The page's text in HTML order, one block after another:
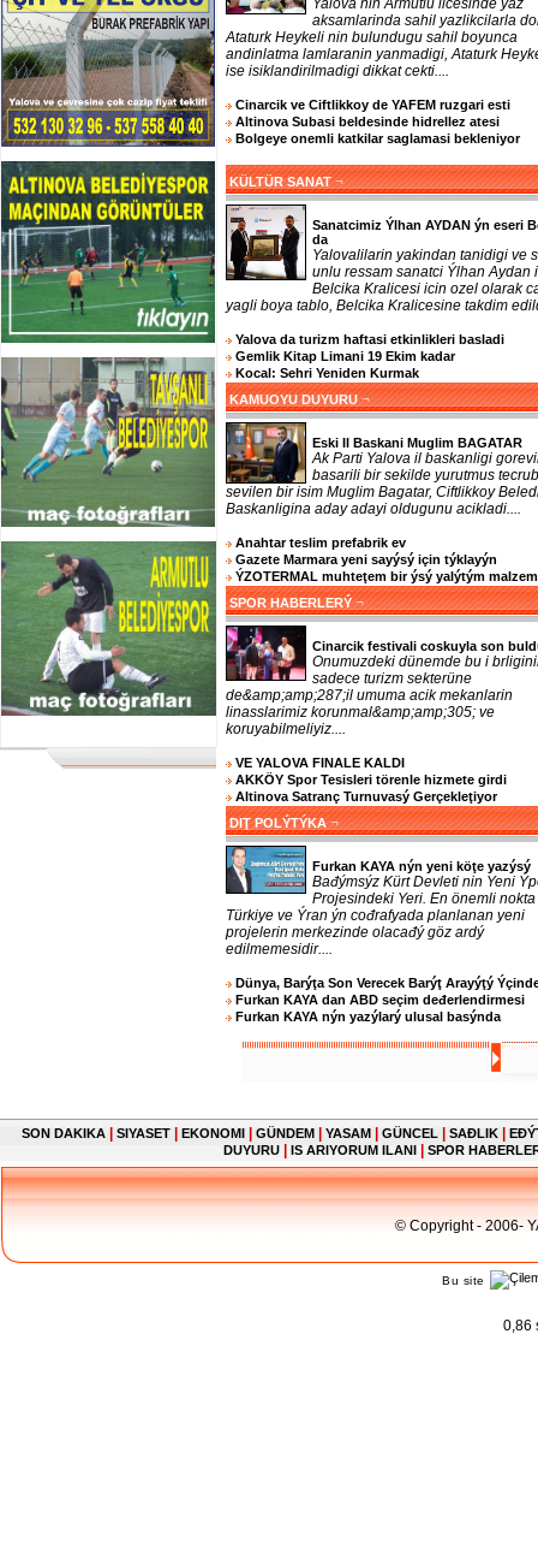
Yalova nin Armutlu ilcesinde yaz
aksamlarinda sahil yazlikcilarla
Ataturk Heykeli nin bulundugu sahil boyunca
andinlatma lamlaranin yanmadigi, Ataturk
ise isiklandirilmadigi dikkat cekti....
Cinarcik ve Ciftlikkoy de YAFEM ruzgari esti
Altinova Subasi beldesinde hidrellez atesi
Bolgeye onemli katkilar saglamasi bekleniyor
KÜLTÜR SANAT ¬
Sanatcimiz Ýlhan AYDAN ýn eseri
da
Yalovalilarin yakindan tanidigi ve
unlu ressam sanatci Ýlhan Aydan
Belcika Kralicesi icin ozel olarak
yagli boya tablo, Belcika Kralicesine takdim
Yalova da turizm haftasi etkinlikleri basladi
Gemlik Kitap Limani 19 Ekim kadar
Kocal: Sehri Yeniden Kurmak
KAMUOYU DUYURU ¬
Eski Il Baskani Muglim BAGATAR
Ak Parti Yalova il baskanligi
basarili bir sekilde yurutmus
sevilen bir isim Muglim Bagatar, Ciftlikkoy
Baskanligina aday adayi oldugunu acikladi....
Anahtar teslim prefabrik ev
Gazete Marmara yeni sayýsý için týklayýn
ÝZOTERMAL muhteţem bir ýsý yalýtým
SPOR HABERLERÝ ¬
Cinarcik festivali coskuyla son
Onumuzdeki dünemde bu i
sadece turizm sekterüne
de&amp;amp;287;il umuma acik mekanlarin
linasslarimiz korunmal&amp;amp;305; ve
koruyabilmeliyiz....
VE YALOVA FINALE KALDI
AKKÖY Spor Tesisleri törenle hizmete girdi
Altinova Satranç Turnuvasý Gerçekleţiyor
DIŢ POLÝTÝKA ¬
Furkan KAYA nýn yeni köţe yazýsý
Bađýmsýz Kürt Devleti nin Yeni
Projesindeki Yeri. En önemli nokta
Türkiye ve Ýran ýn cođrafyada planlanan yeni
projelerin merkezinde olacađý göz ardý
edilmemesidir....
Dünya, Barýţa Son Verecek Barýţ Arayýţý
Furkan KAYA dan ABD seçim deđerlendirmesi
Furkan KAYA nýn yazýlarý ulusal basýnda
SON DAKIKA SIYASET EKONOMI GÜNDEM YASAM GÜNCEL SAĐLIK
DUYURU
IS ARIYORUM ILANI SPOR
© Copyright - 2006-
Bu site
0,86